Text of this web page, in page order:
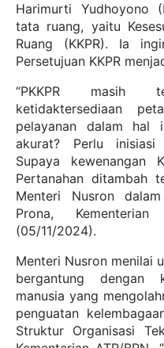
Harimurti Yudhoyono
tata ruang, yaitu
Ruang (KKPR). Ia
Persetujuan KKPR
“PKKPR masih
ketidaktersediaan
pelayanan dalam hal
akurat? Perlu
Supaya kewenangan
Pertanahan ditambah
Menteri Nusron
Prona,
(05/11/2024).
Menteri Nusron menilai
bergantung dengan
manusia yang
penguatan
Struktur Organisasi